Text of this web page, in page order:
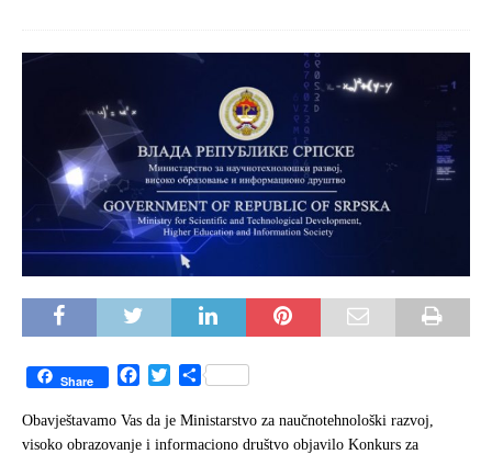
Share
c
e
i
t
S
a
r
Obavještavamo Vas da je Ministarstvo za naučnotehnološki razvoj,
visoko obrazovanje i informaciono društvo objavilo Konkurs za